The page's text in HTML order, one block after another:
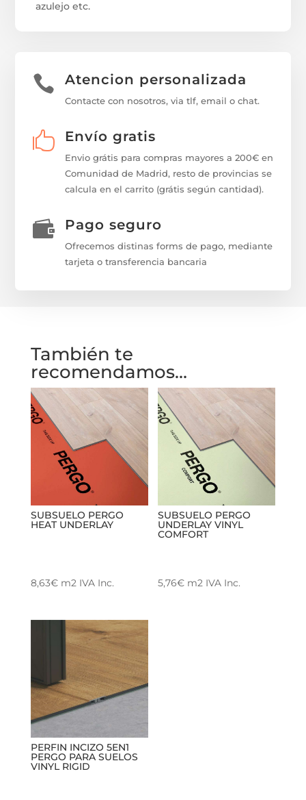
azulejo etc.
 Atencion personalizada
Contacte con nosotros, via tlf, email o chat.
 Envío gratis
Envio grátis para compras mayores a 200€ en
Comunidad de Madrid, resto de provincias se
calcula en el carrito (grátis según cantidad).
 Pago seguro
Ofrecemos distinas forms de pago, mediante
tarjeta o transferencia bancaria
También te
recomendamos…
SUBSUELO PERGO
HEAT UNDERLAY
8,63€m2 IVA Inc.
SUBSUELO PERGO
UNDERLAY VINYL
COMFORT
5,76€ m2 IVA Inc.
PERFIN INCIZO 5EN1
PERGO PARA SUELOS
VINYL RIGID